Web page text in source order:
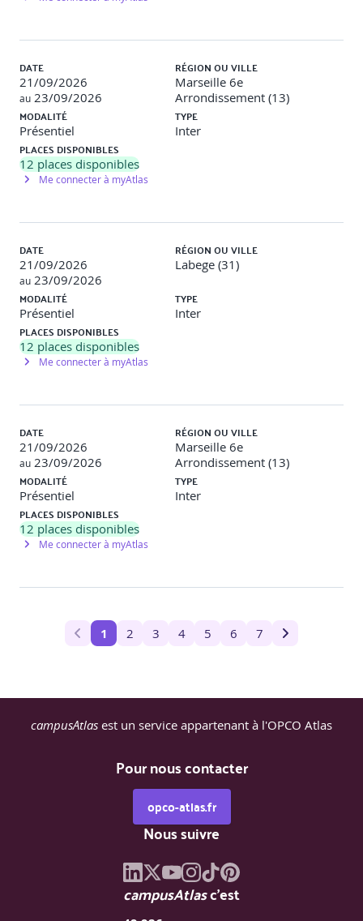
DATE
21/09/2026
au 23/09/2026
RÉGION OU VILLE
Marseille 6e
Arrondissement (13)
MODALITÉ
Présentiel
TYPE
Inter
PLACES DISPONIBLES
12 places disponibles
Me connecter à myAtlas
DATE
21/09/2026
au 23/09/2026
RÉGION OU VILLE
Labege (31)
MODALITÉ
Présentiel
TYPE
Inter
PLACES DISPONIBLES
12 places disponibles
Me connecter à myAtlas
DATE
21/09/2026
au 23/09/2026
RÉGION OU VILLE
Marseille 6e
Arrondissement (13)
MODALITÉ
Présentiel
TYPE
Inter
PLACES DISPONIBLES
12 places disponibles
Me connecter à myAtlas
1 2 3 4 5 6 7
campusAtlas est un service appartenant à l'OPCO Atlas
Pour nous contacter
opco-atlas.fr
Nous suivre
campusAtlasc'est